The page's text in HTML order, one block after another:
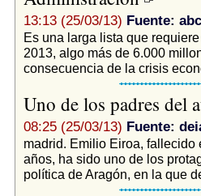
13:13 (25/03/13) Fuente:
Es una larga lista que
2013, algo más de 6.000
consecuencia de la crisis
Uno de los padres del
08:25 (25/03/13) Fuente:
madrid. Emilio Eiroa,
años, ha sido uno de los
política de Aragón, en la que